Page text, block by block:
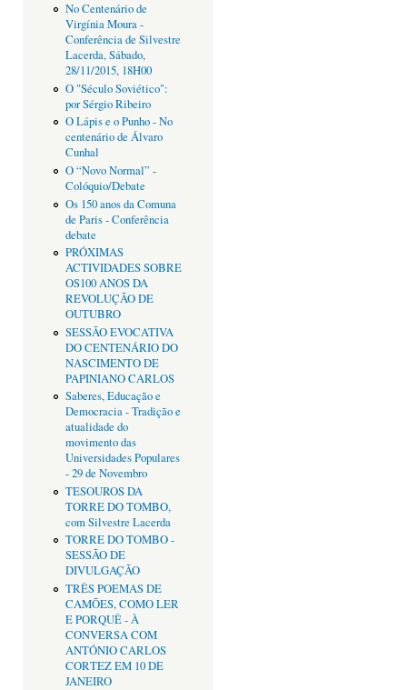
No Centenário de
Virgínia Moura -
Conferência de Silvestre
Lacerda, Sábado,
28/11/2015, 18H00
O "Século Soviético":
por Sérgio Ribeiro
O Lápis e o Punho - No
centenário de Álvaro
Cunhal
O “Novo Normal” -
Colóquio/Debate
Os 150 anos da Comuna
de Paris - Conferência
debate
PRÓXIMAS
ACTIVIDADES SOBRE
OS100 ANOS DA
REVOLUÇÃO DE
OUTUBRO
SESSÃO EVOCATIVA
DO CENTENÁRIO DO
NASCIMENTO DE
PAPINIANO CARLOS
Saberes, Educação e
Democracia - Tradição e
atualidade do
movimento das
Universidades Populares
- 29 de Novembro
TESOUROS DA
TORRE DO TOMBO,
com Silvestre Lacerda
TORRE DO TOMBO -
SESSÃO DE
DIVULGAÇÃO
TRÊS POEMAS DE
CAMÕES, COMO LER
E PORQUÊ - À
CONVERSA COM
ANTÓNIO CARLOS
CORTEZ EM 10 DE
JANEIRO